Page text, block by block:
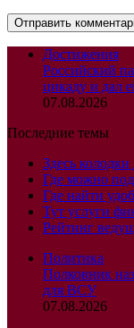
Достижения
Российский
цикаду и дал
07.08.2026
Последние темы
Здесь
Где можно
Где найти
Тут услуги
Рейтинг
Политика
Полковник
для ВСУ
07.08.2026